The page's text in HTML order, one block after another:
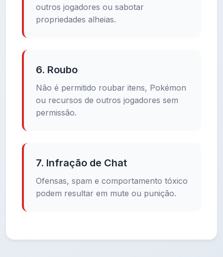
outros jogadores ou sabotar
propriedades alheias.
6. Roubo
Não é permitido roubar itens, Pokémon
ou recursos de outros jogadores sem
permissão.
7. Infração de Chat
Ofensas, spam e comportamento tóxico
podem resultar em mute ou punição.